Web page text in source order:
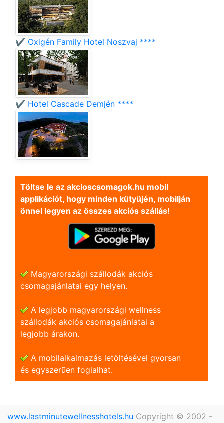
✔️ Oxigén Family Hotel Noszvaj ****
✔️ Hotel Cascade Demjén ****
Töltse le az akcioscsomagok.hu mobil
applikációt, hogy minden kütyüjén, mobilján
önnel legyen az összes akciós szállás!
Magyarországi szállodák akciós
csomagajánlatai egy helyen.
A legjobb magyarországi wellness
szállodák akciós csomagajánlatai a
legjobb árakon.
A mobilalkalmazás letöltésével gyorsan
és egyszerũen foglalhat.
www.lastminutewellnesshotels.hu Copyright © 2002 -